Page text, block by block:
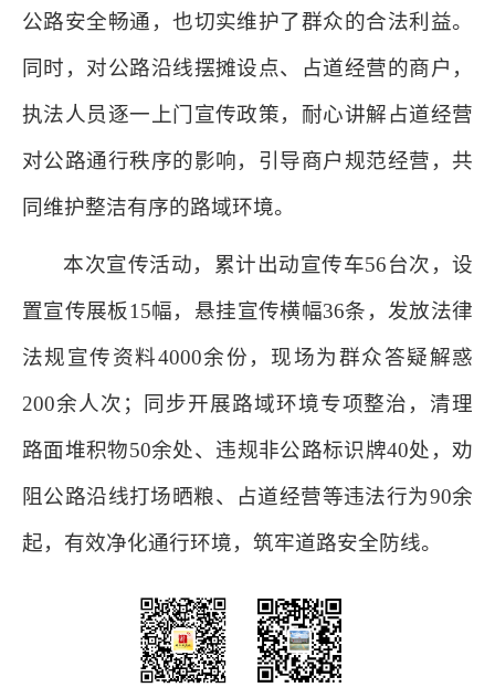
公路安全畅通，也切实维护了群众的合法利益。
同时，对公路沿线摆摊设点、占道经营的商户，
执法人员逐一上门宣传政策，耐心讲解占道经营
对公路通行秩序的影响，引导商户规范经营，共
同维护整洁有序的路域环境。
本次宣传活动，累计出动宣传车56台次，设
置宣传展板15幅，悬挂宣传横幅36条，发放法律
法规宣传资料4000余份，现场为群众答疑解惑
200余人次；同步开展路域环境专项整治，清理
路面堆积物50余处、违规非公路标识牌40处，劝
阻公路沿线打场晒粮、占道经营等违法行为90余
起，有效净化通行环境，筑牢道路安全防线。